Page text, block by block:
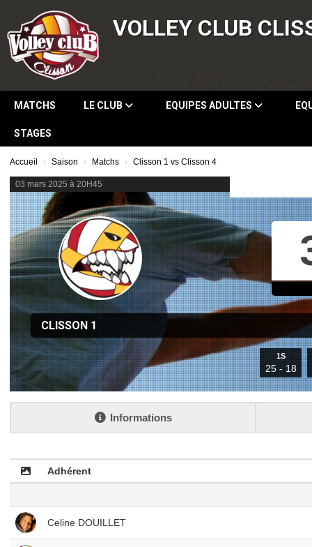
VOLLEY CLUB
MATCHS LE CLUB EQUIPES ADULTES
STAGES
Accueil Saison Matchs Clisson 1 vs Clisson 4
03 mars 2025 à 20H45
CLISSON 1
1S
25 - 18
Informations
Adhérent
Celine DOUILLET